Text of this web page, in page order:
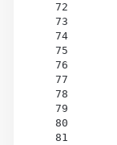
72
73
74
75
76
77
78
79
80
81